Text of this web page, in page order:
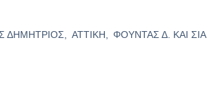
ΔΗΜΗΤΡΙΟΣ, ΑΤΤΙΚΗ,
ΦΟΥΝΤΑΣ Δ. ΚΑΙ ΣΙΑ